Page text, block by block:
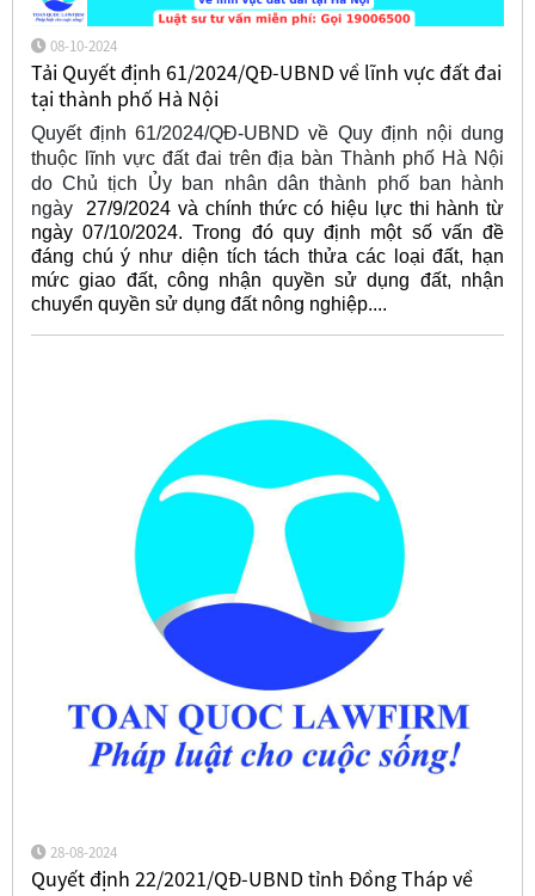
08-10-2024
Tải Quyết định 61/2024/QĐ-UBND về lĩnh vực đất đai
tại thành phố Hà Nội
Quyết định 61/2024/QĐ-UBND về Quy định nội dung
thuộc lĩnh vực đất đai trên địa bàn Thành phố Hà Nội
do Chủ tịch Ủy ban nhân dân thành phố ban hành
ngày
27/9/2024 và chính thức có hiệu lực thi hành từ
ngày 07/10/2024. Trong đó quy định một số vấn đề
đáng chú ý như diện tích tách thửa các loại đất, hạn
mức giao đất, công nhận quyền sử dụng đất, nhận
chuyển quyền sử dụng đất nông nghiệp....
28-08-2024
Quyết định 22/2021/QĐ-UBND tỉnh Đồng Tháp về